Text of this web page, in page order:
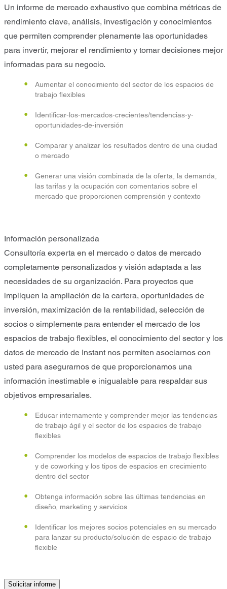
Un informe de mercado exhaustivo que combina métricas de
rendimiento clave, análisis, investigación y conocimientos
que permiten comprender plenamente las oportunidades
para invertir, mejorar el rendimiento y tomar decisiones mejor
informadas para su negocio.
Aumentar el conocimiento del sector de los espacios de
trabajo flexibles
Identificar-los-mercados-crecientes/tendencias-y-
oportunidades-de-inversión
Comparar y analizar los resultados dentro de una ciudad
o mercado
Generar una visión combinada de la oferta, la demanda,
las tarifas y la ocupación con comentarios sobre el
mercado que proporcionen comprensión y contexto
Información personalizada
Consultoría experta en el mercado o datos de mercado
completamente personalizados y visión adaptada a las
necesidades de su organización. Para proyectos que
impliquen la ampliación de la cartera, oportunidades de
inversión, maximización de la rentabilidad, selección de
socios o simplemente para entender el mercado de los
espacios de trabajo flexibles, el conocimiento del sector y los
datos de mercado de Instant nos permiten asociarnos con
usted para asegurarnos de que proporcionamos una
información inestimable e inigualable para respaldar sus
objetivos empresariales.
Educar internamente y comprender mejor las tendencias
de trabajo ágil y el sector de los espacios de trabajo
flexibles
Comprender los modelos de espacios de trabajo flexibles
y de coworking y los tipos de espacios en crecimiento
dentro del sector
Obtenga información sobre las últimas tendencias en
diseño, marketing y servicios
Identificar los mejores socios potenciales en su mercado
para lanzar su producto/solución de espacio de trabajo
flexible
Solicitar informe
Southlake